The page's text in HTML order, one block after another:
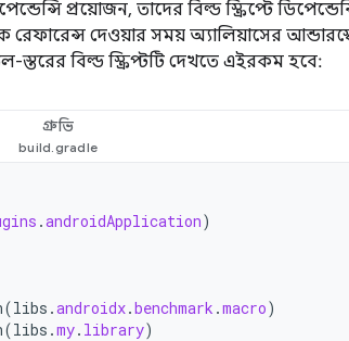
প্রয়োজন, তাদের বিল্ড স্ক্রিপ্টে
রেফারেন্স দেওয়ার সময় অ্যালিয়াসের
বিল্ড স্ক্রিপ্টটি দেখতে এইরকম হবে:
গ্রুভি
.androidApplication)
(libs .androidx.benchmark .macro)
(libs .my. library)